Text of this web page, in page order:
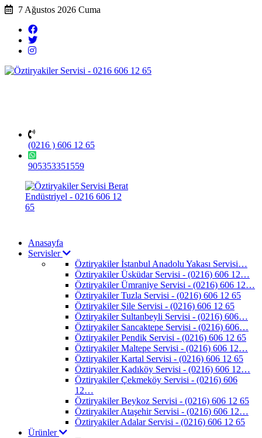
7 Ağustos 2026 Cuma
(0216 ) 606 12 65
905353351559
Anasayfa
Servisler
Öztiryakiler İstanbul Anadolu Yakası Servisi…
Öztiryakiler Üsküdar Servisi - (0216) 606 12…
Öztiryakiler Ümraniye Servisi - (0216) 606 12…
Öztiryakiler Tuzla Servisi - (0216) 606 12 65
Öztiryakiler Şile Servisi - (0216) 606 12 65
Öztiryakiler Sultanbeyli Servisi - (0216) 606…
Öztiryakiler Sancaktepe Servisi - (0216) 606…
Öztiryakiler Pendik Servisi - (0216) 606 12 65
Öztiryakiler Maltepe Servisi - (0216) 606 12…
Öztiryakiler Kartal Servisi - (0216) 606 12 65
Öztiryakiler Kadıköy Servisi - (0216) 606 12…
Öztiryakiler Çekmeköy Servisi - (0216) 606
12…
Öztiryakiler Beykoz Servisi - (0216) 606 12 65
Öztiryakiler Ataşehir Servisi - (0216) 606 12…
Öztiryakiler Adalar Servisi - (0216) 606 12 65
Ürünler